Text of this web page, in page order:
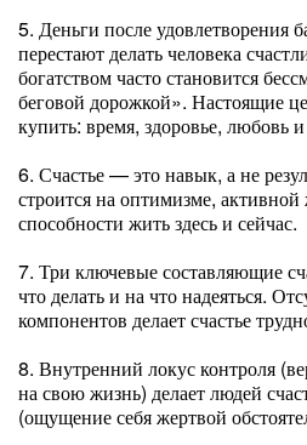
5. Деньги после удовлетворения
перестают делать человека
богатством часто становится
беговой дорожкой». Настоящие
купить: время, здоровье, любовь и
6. Счастье — это навык, а не
строится на оптимизме,
способности жить здесь и сейчас.
7. Три ключевые составляющие
что делать и на что надеяться.
компонентов делает счастье
8. Внутренний локус контроля
на свою жизнь) делает людей
(ощущение себя жертвой